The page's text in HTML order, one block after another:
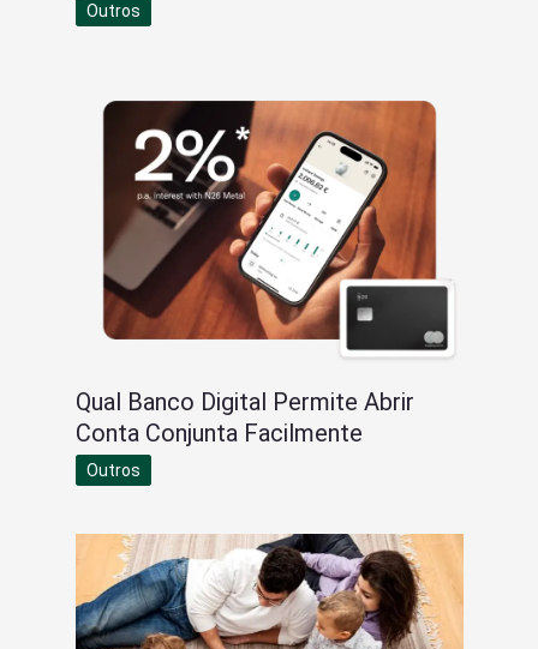
Outros
Qual Banco Digital Permite Abrir
Conta Conjunta Facilmente
Outros